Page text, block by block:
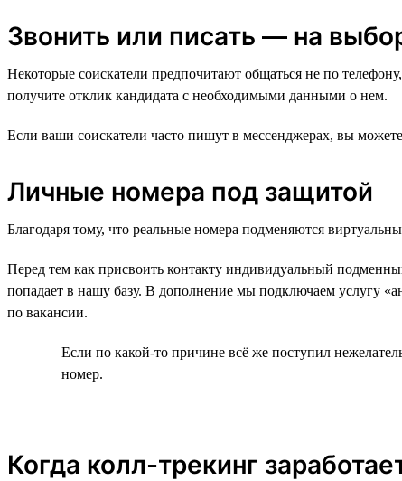
Звонить или писать — на
Некоторые соискатели предпочитают общаться не по
получите отклик кандидата с необходимыми данными о нем.
Если ваши соискатели часто пишут в мессенджерах, вы
Личные номера под защитой
Благодаря тому, что реальные номера подменяются
Перед тем как присвоить контакту индивидуальный
попадает в нашу базу. В дополнение мы подключаем услугу
по вакансии.
Если по какой-то причине всё же поступил
номер.
Когда колл-трекинг